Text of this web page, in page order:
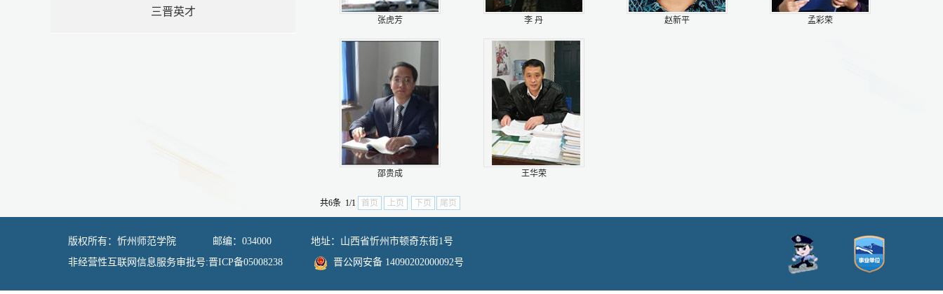
三晋英才
张虎芳 李 丹 赵新平 孟彩荣
邵贵成 王华荣
共6条 1/1 首页 上页 下页 尾页
版权所有：忻州师范学院 邮编：034000 地址：山西省忻州市顿奇东街1号
非经营性互联网信息服务审批号:晋ICP备05008238
晋公网安备 14090202000092号